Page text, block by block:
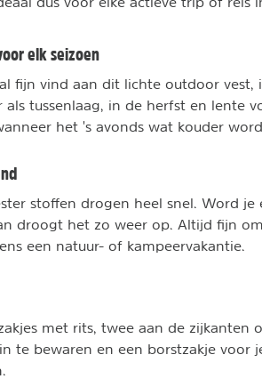
elk seizoen
fijn vind aan dit lichte outdoor vest,
als tussenlaag, in de herfst en lente
het 's avonds wat kouder
stoffen drogen heel snel. Word
droogt het zo weer op. Altijd fijn
een natuur- of kampeervakantie.
met rits, twee aan de
te bewaren en een borstzakje voor